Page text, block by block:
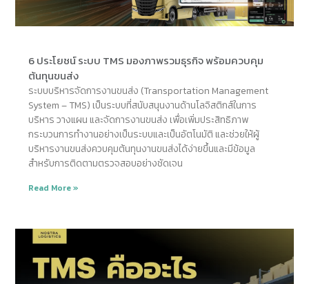
6 ประโยชน์ ระบบ TMS มองภาพรวมธุรกิจ พร้อมควบคุม
ต้นทุนขนส่ง
ระบบบริหารจัดการงานขนส่ง (Transportation Management
System – TMS) เป็นระบบที่สนับสนุนงานด้านโลจิสติกส์ในการ
บริหาร วางแผน และจัดการงานขนส่ง เพื่อเพิ่มประสิทธิภาพ
กระบวนการทำงานอย่างเป็นระบบและเป็นอัตโนมัติ และช่วยให้ผู้
บริหารงานขนส่งควบคุมต้นทุนงานขนส่งได้ง่ายขึ้นและมีข้อมูล
สำหรับการติดตามตรวจสอบอย่างชัดเจน
Read More »